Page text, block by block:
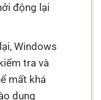
động lại
Windows
tra và
mất khá
dung